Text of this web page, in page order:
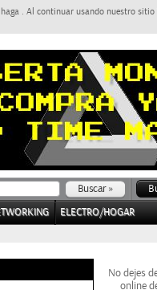
. Al continuar usando nuestro sitio
ELECTRO/HOGAR
No dejes
online